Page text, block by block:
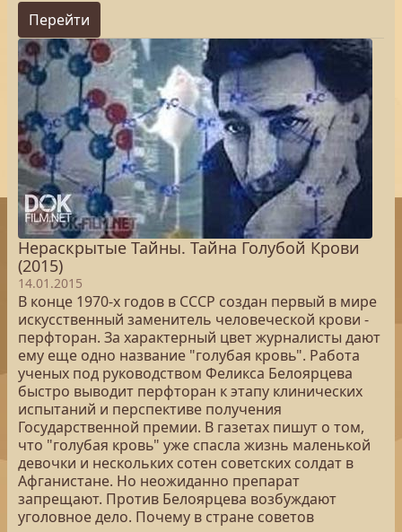
Перейти
Нераскрытые Тайны. Тайна Голубой Крови
(2015)
14.01.2015
В конце 1970-х годов в СССР создан первый в мире
искусственный заменитель человеческой крови -
перфторан. За характерный цвет журналисты дают
ему еще одно название "голубая кровь". Работа
ученых под руководством Феликса Белоярцева
быстро выводит перфторан к этапу клинических
испытаний и перспективе получения
Государственной премии. В газетах пишут о том,
что "голубая кровь" уже спасла жизнь маленькой
девочки и нескольких сотен советских солдат в
Афганистане. Но неожиданно препарат
запрещают. Против Белоярцева возбуждают
уголовное дело. Почему в стране советов